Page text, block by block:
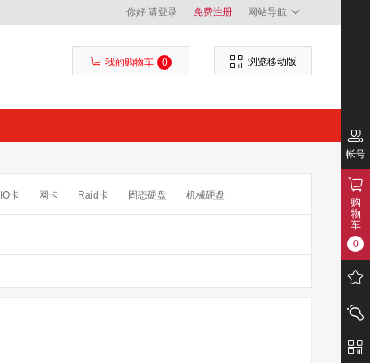
你好,请登录 免费注册 网站导航
我的购物车 0 浏览移动版
IO卡 网卡 Raid卡 固态硬盘 机械硬盘
帐号
购
物
车
0